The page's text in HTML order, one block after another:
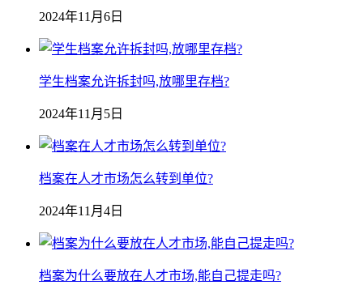
2024年11月6日
学生档案允许拆封吗,放哪里存档?
2024年11月5日
档案在人才市场怎么转到单位?
2024年11月4日
档案为什么要放在人才市场,能自己提走吗?